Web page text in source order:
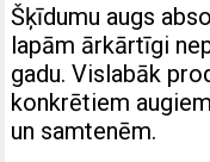
Šķīdumu augs
lapām ārkārtīgi
gadu. Vislabāk
konkrētiem
un samtenēm.